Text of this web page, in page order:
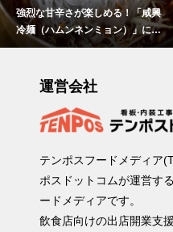
強烈な甘辛さが楽しめる！「咸興
冷麺（ハムンネンミョン）」につ
いて解説！
運営会社
テンポスフードメディア
ポスドットコムが運営す
ードメディアです。
飲食店向けの出店開業支